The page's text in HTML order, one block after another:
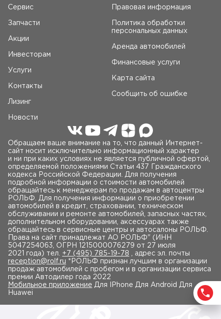
Сервис
Запчасти
Акции
Инвесторам
Услуги
Контакты
Лизинг
Новости
Правовая информация
Политика обработки
персональных данных
Аренда автомобилей
Финансовые услуги
Карта сайта
Сообщить об ошибке
Обращаем ваше внимание на то, что данный Интернет-
сайт носит исключительно информационный характер
и ни при каких условиях не является публичной офертой,
определяемой положениями Статьи 437 Гражданского
кодекса Российской Федерации. Для получения
подробной информации о стоимости автомобилей
обращайтесь к менеджерам по продажам в автоцентры
РОЛЬФ. Для получения информации о приобретении
автомобилей в кредит, страховании, техническом
обслуживании и ремонте автомобилей, запасных частях,
дополнительном оборудовании, аксессуарах также
обращайтесь в сервисные центры и автосалоны РОЛЬФ.
Права на сайт принадлежат AO РОЛЬФ" (ИНН
5047254063, ОГРН 1215000076279 от 27 июля
2021 года) тел. +7 (495) 785-19-78 , адрес эл. почты
reception@rolf.ru *РОЛЬФ признан лучшим в организации
продаж автомобилей с пробегом и в организации сервиса
премии Автодилер года 2022
Мобильное приложение Для IPhone Для Android Для
Huawei